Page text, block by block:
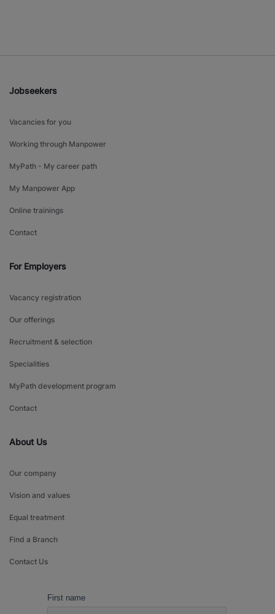
Jobseekers
Vacancies for you
Working through Manpower
MyPath - My career path
My Manpower App
Online trainings
Contact
For Employers
Vacancy registration
Our offerings
Recruitment & selection
Specialities
MyPath development program
Contact
About Us
Our company
Vision and values
Equal treatment
Find a Branch
Contact Us